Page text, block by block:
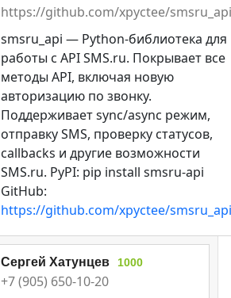
https://github.com/xpyctee/smsru_api
smsru_api — Python-библиотека для
работы с API SMS.ru. Покрывает все
методы API, включая новую
авторизацию по звонку.
Поддерживает sync/async режим,
отправку SMS, проверку статусов,
callbacks и другие возможности
SMS.ru. PyPI: pip install smsru-api
GitHub:
https://github.com/xpyctee/smsru_api
Сергей Хатунцев 1000
+7 (905) 650-10-20